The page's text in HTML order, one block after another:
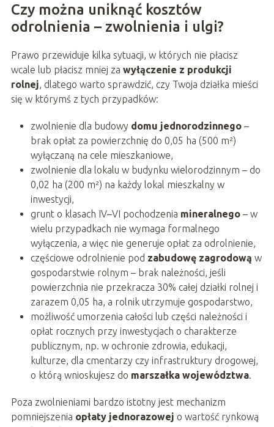
Czy można uniknąć kosztów
odrolnienia – zwolnienia i ulgi?
Prawo przewiduje kilka sytuacji, w których nie płacisz
wcale lub płacisz mniej za wyłączenie z produkcji
rolnej , dlatego warto sprawdzić, czy Twoja działka mieści
się w którymś z tych przypadków:
zwolnienie dla budowy domu jednorodzinnego–
brak opłat za powierzchnię do 0,05 ha (500 m²)
wyłączaną na cele mieszkaniowe,
zwolnienie dla lokalu w budynku wielorodzinnym – do
0,02 ha (200 m²) na każdy lokal mieszkalny w
inwestycji,
grunt o klasach IV–VI pochodzenia mineralnego– w
wielu przypadkach nie wymaga formalnego
wyłączenia, a więc nie generuje opłat za odrolnienie,
częściowe odrolnienie pod zabudowę zagrodową w
gospodarstwie rolnym – brak należności, jeśli
powierzchnia nie przekracza 30% całej działki rolnej i
zarazem 0,05 ha, a rolnik utrzymuje gospodarstwo,
możliwość umorzenia całości lub części należności i
opłat rocznych przy inwestycjach o charakterze
publicznym, np. w ochronie zdrowia, edukacji,
kulturze, dla cmentarzy czy infrastruktury drogowej,
o którą wnioskujesz do marszałka województwa.
Poza zwolnieniami bardzo istotny jest mechanizm
pomniejszenia opłaty jednorazowej o wartość rynkową